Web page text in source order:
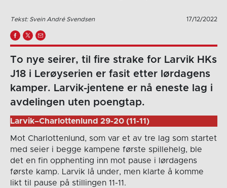
Tekst: Svein André Svendsen 17/12/2022
To nye seirer, til fire strake for Larvik HKs
J18 i Lerøyserien er fasit etter lørdagens
kamper. Larvik-jentene er nå eneste lag i
avdelingen uten poengtap.
Larvik–Charlottenlund 29-20 (11-11)
Mot Charlottenlund, som var et av tre lag som startet
med seier i begge kampene første spillehelg, ble
det en fin opphenting inn mot pause i lørdagens
første kamp. Larvik lå under, men klarte å komme
likt til pause på stillingen 11-11.